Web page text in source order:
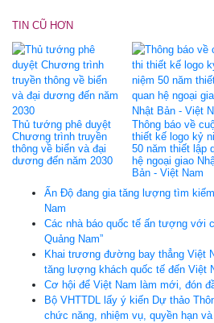
TIN CŨ HƠN
Thủ tướng phê duyệt
Chương trình truyền
thông về biển và đại
dương đến năm 2030
Thông báo về
thiết kế logo kỷ
50 năm thiết lập
hệ ngoại giao
Bản - Việt Nam
Ấn Độ đang gia tăng lượng tìm
Nam
Các nhà báo quốc tế ấn tượng với
Quảng Nam”
Khai trương đường bay thẳng Việt
tăng lượng khách quốc tế đến Việt
Cơ hội để Việt Nam làm mới, đón
Bộ VHTTDL lấy ý kiến Dự thảo
chức năng, nhiệm vụ, quyền hạn